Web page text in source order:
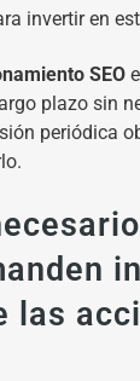
invertir en
SEO
plazo sin
periódica
las